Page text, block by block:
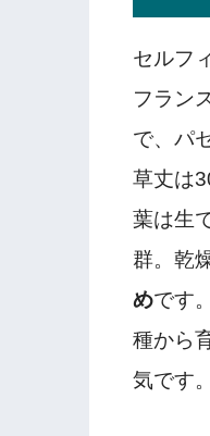
セルフ
フラン
で、パ
草丈は
葉は生
群。乾
めです。
種から
気です。